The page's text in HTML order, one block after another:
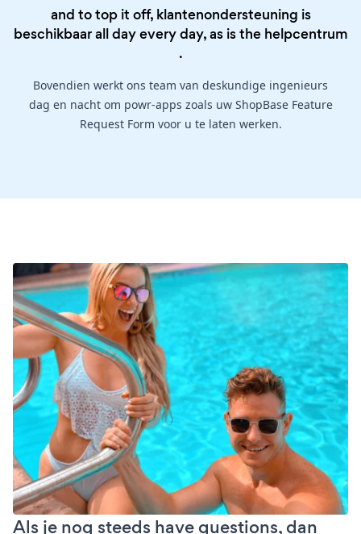
and to top it off, klantenondersteuning is
beschikbaar all day every day, as is the helpcentrum
.
Bovendien werkt ons team van deskundige ingenieurs
dag en nacht om powr-apps zoals uw ShopBase Feature
Request Form voor u te laten werken.
Als je nog steeds have questions, dan